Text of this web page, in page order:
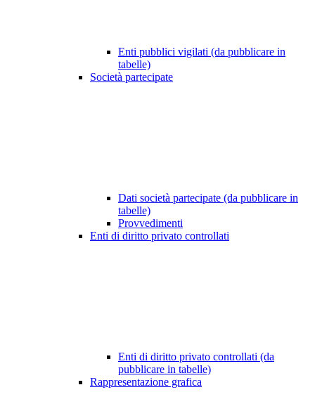
Enti pubblici vigilati (da pubblicare in
tabelle)
Società partecipate
Dati società partecipate (da pubblicare in
tabelle)
Provvedimenti
Enti di diritto privato controllati
Enti di diritto privato controllati (da
pubblicare in tabelle)
Rappresentazione grafica